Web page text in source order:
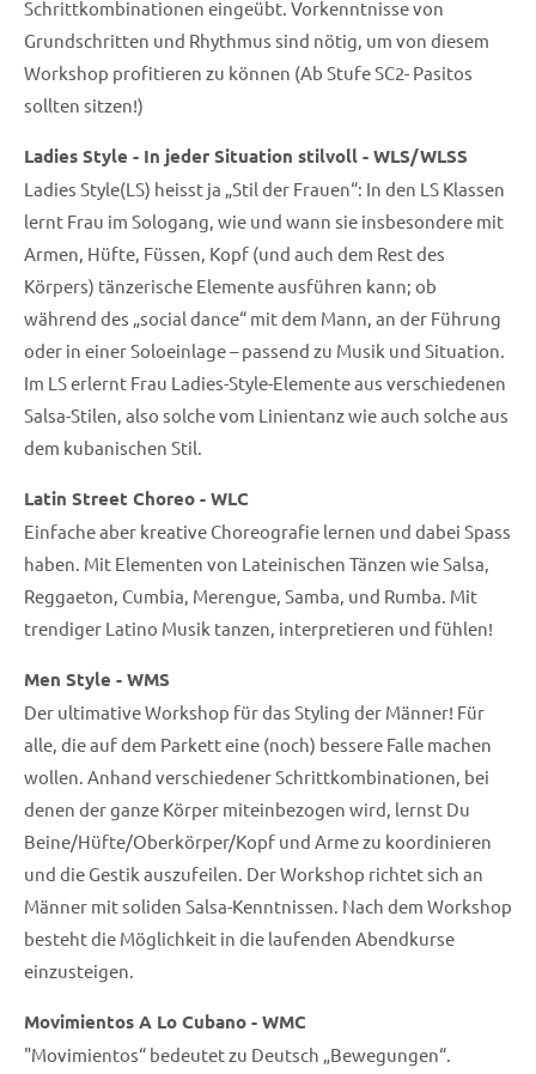
Schrittkombinationen eingeübt. Vorkenntnisse von
Grundschritten und Rhythmus sind nötig, um von diesem
Workshop profitieren zu können (Ab Stufe SC2- Pasitos
sollten sitzen!)
Ladies Style - In jeder Situation stilvoll - WLS/WLSS
Ladies Style(LS) heisst ja „Stil der Frauen“: In den LS Klassen
lernt Frau im Sologang, wie und wann sie insbesondere mit
Armen, Hüfte, Füssen, Kopf (und auch dem Rest des
Körpers) tänzerische Elemente ausführen kann; ob
während des „social dance“ mit dem Mann, an der Führung
oder in einer Soloeinlage – passend zu Musik und Situation.
Im LS erlernt Frau Ladies-Style-Elemente aus verschiedenen
Salsa-Stilen, also solche vom Linientanz wie auch solche aus
dem kubanischen Stil.
Latin Street Choreo - WLC
Einfache aber kreative Choreografie lernen und dabei Spass
haben. Mit Elementen von Lateinischen Tänzen wie Salsa,
Reggaeton, Cumbia, Merengue, Samba, und Rumba. Mit
trendiger Latino Musik tanzen, interpretieren und fühlen!
Men Style - WMS
Der ultimative Workshop für das Styling der Männer! Für
alle, die auf dem Parkett eine (noch) bessere Falle machen
wollen. Anhand verschiedener Schrittkombinationen, bei
denen der ganze Körper miteinbezogen wird, lernst Du
Beine/Hüfte/Oberkörper/Kopf und Arme zu koordinieren
und die Gestik auszufeilen. Der Workshop richtet sich an
Männer mit soliden Salsa-Kenntnissen. Nach dem Workshop
besteht die Möglichkeit in die laufenden Abendkurse
einzusteigen.
Movimientos A Lo Cubano - WMC
"Movimientos“ bedeutet zu Deutsch „Bewegungen“.